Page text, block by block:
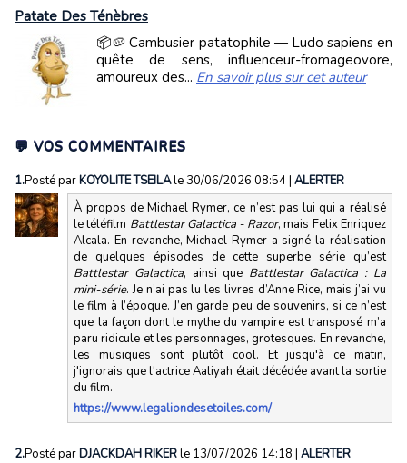
Patate Des Ténèbres
📦🥔 Cambusier patatophile — Ludo sapiens en
quête de sens, influenceur-fromageovore,
amoureux des... En savoir plus sur cet auteur
💬 VOS COMMENTAIRES
1.Posté parKOYOLITE TSEILAle 30/06/2026 08:54| ALERTER
À propos de Michael Rymer, ce n’est pas lui qui a réalisé
le téléfilm Battlestar Galactica - Razor, mais Felix Enriquez
Alcala. En revanche, Michael Rymer a signé la réalisation
de quelques épisodes de cette superbe série qu’est
Battlestar Galactica, ainsi que Battlestar Galactica : La
mini-série. Je n’ai pas lu les livres d’Anne Rice, mais j’ai vu
le film à l’époque. J’en garde peu de souvenirs, si ce n’est
que la façon dont le mythe du vampire est transposé m’a
paru ridicule et les personnages, grotesques. En revanche,
les musiques sont plutôt cool. Et jusqu'à ce matin,
j'ignorais que l'actrice Aaliyah était décédée avant la sortie
du film.
https://www.legaliondesetoiles.com/
2.Posté parDJACKDAH RIKERle 13/07/2026 14:18 | ALERTER